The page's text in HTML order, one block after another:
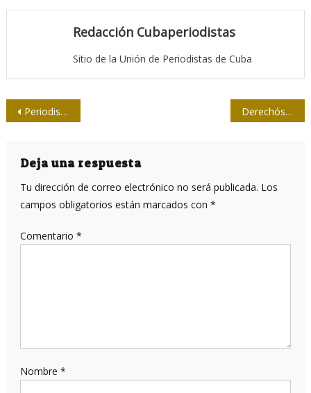
Redacción Cubaperiodistas
Sitio de la Unión de Periodistas de Cuba
Navegación
entradas
Periodista dominicano destaca apoyo de cubanos a la Revolución Derechósferas, irrespirables albañales ideológicos
Deja una respuesta
Tu dirección de correo electrónico no será publicada. Los
campos obligatorios están marcados con *
Comentario *
Nombre *